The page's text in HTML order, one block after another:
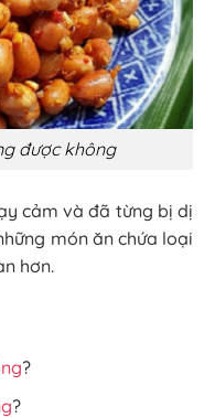
được không
cảm và đã từng bị dị
món ăn chứa loại
hơn.
?
?